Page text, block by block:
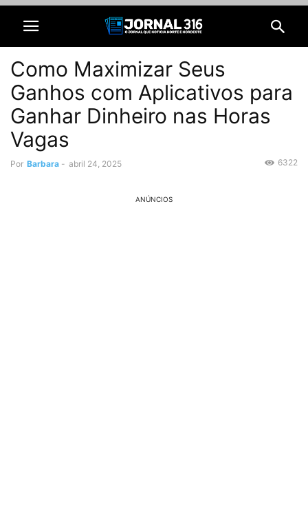
Como Maximizar Seus
Ganhos com Aplicativos para
Ganhar Dinheiro nas Horas
Vagas
Por Barbara - abril 24, 2025 6322
ANÚNCIOS